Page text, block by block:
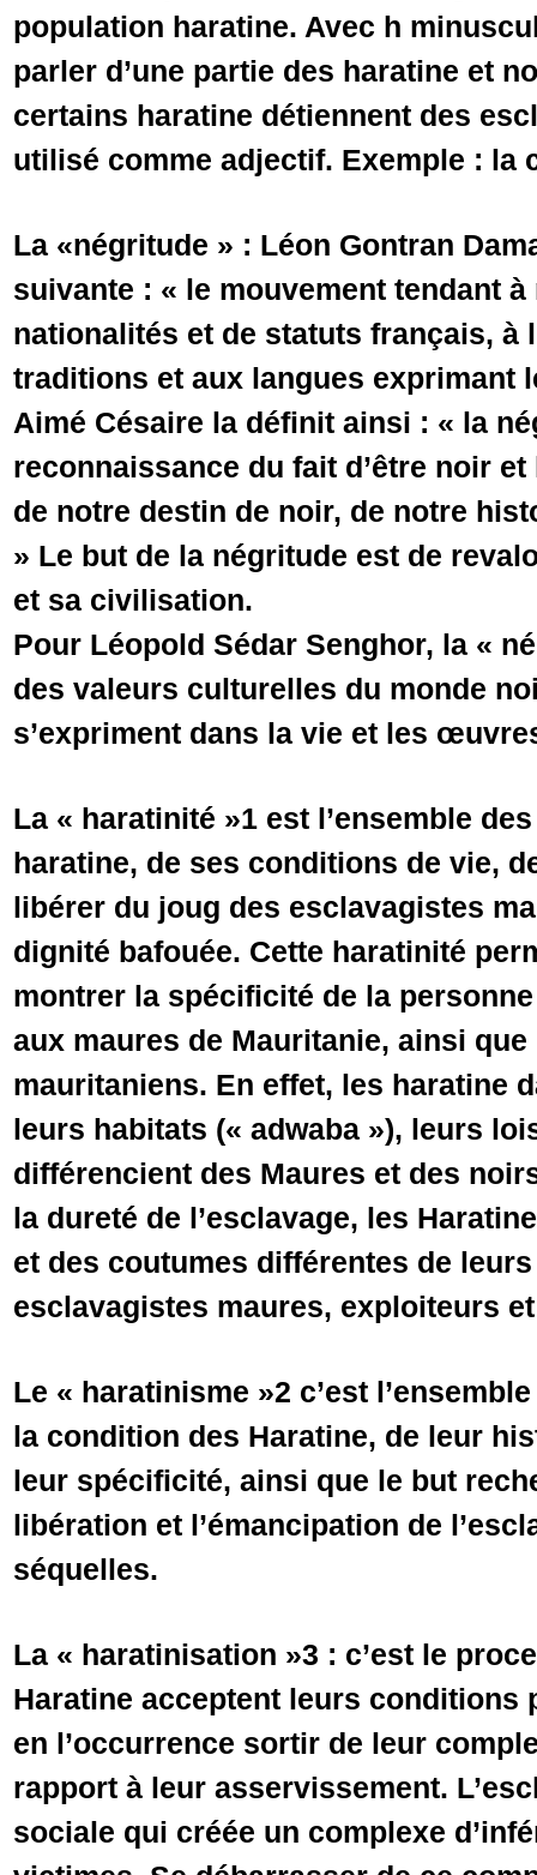
population haratine. Avec h
parler d’une partie des haratine et
certains haratine détiennent des
utilisé comme adjectif. Exemple : la
La «négritude » : Léon Gontran
suivante : « le mouvement tendant
nationalités et de statuts français, à
traditions et aux langues exprimant
Aimé Césaire la définit ainsi : « la
reconnaissance du fait d’être noir
de notre destin de noir, de notre
» Le but de la négritude est de
et sa civilisation.
Pour Léopold Sédar Senghor, la «
des valeurs culturelles du monde
s’expriment dans la vie et les
La « haratinité »1 est l’ensemble
haratine, de ses conditions de vie,
libérer du joug des esclavagistes
dignité bafouée. Cette haratinité
montrer la spécificité de la
aux maures de Mauritanie, ainsi que
mauritaniens. En effet, les haratine
leurs habitats (« adwaba »), leurs
différencient des Maures et des
la dureté de l’esclavage, les
et des coutumes différentes de
esclavagistes maures, exploiteurs
Le « haratinisme »2 c’est
la condition des Haratine, de leur
leur spécificité, ainsi que le but
libération et l’émancipation de
séquelles.
La « haratinisation »3 : c’est le
Haratine acceptent leurs conditions
en l’occurrence sortir de leur
rapport à leur asservissement.
sociale qui créée un complexe